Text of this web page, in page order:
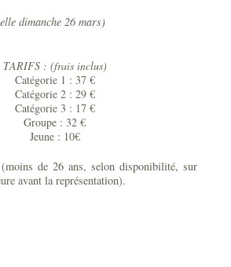
dimanche 26 mars)
TARIFS : (frais inclus)
Catégorie 1 : 37 €
Catégorie 2 : 29 €
Catégorie 3 : 17 €
Groupe : 32 €
Jeune : 10€
de 26 ans, selon disponibilité, sur
avant la représentation).